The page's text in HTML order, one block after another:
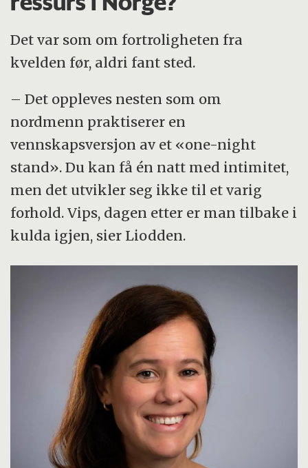
Det var som om fortroligheten fra
kvelden før, aldri fant sted.
– Det oppleves nesten som om
nordmenn praktiserer en
vennskapsversjon av et «one-night
stand». Du kan få én natt med intimitet,
men det utvikler seg ikke til et varig
forhold. Vips, dagen etter er man tilbake i
kulda igjen, sier Liodden.